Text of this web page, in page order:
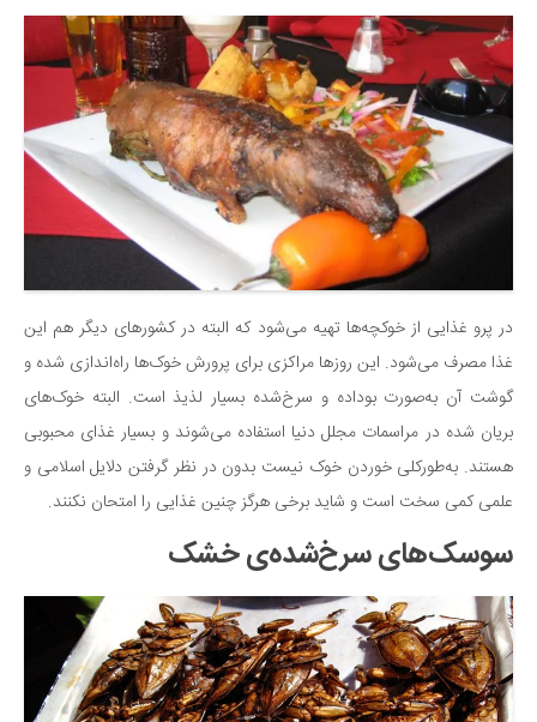
در پرو غذایی از خوکچه‌ها تهیه می‌شود که البته در کشورهای دیگر هم این
غذا مصرف می‌شود. این روزها مراکزی برای پرورش خوک‌ها راه‌اندازی شده و
گوشت آن به‌صورت بوداده و سرخ‌شده بسیار لذیذ است. البته خوک‌های
بریان شده در مراسمات مجلل دنیا استفاده می‌شوند و بسیار غذای محبوبی
هستند. به‌طورکلی خوردن خوک نیست بدون در نظر گرفتن دلایل اسلامی و
علمی کمی سخت است و شاید برخی هرگز چنین غذایی را امتحان نکنند.
سوسک‌های سرخ‌شده‌ی خشک